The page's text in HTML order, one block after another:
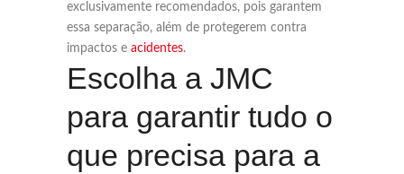
exclusivamente recomendados, pois garantem
essa separação, além de protegerem contra
impactos e acidentes.
Escolha a JMC
para garantir tudo o
que precisa para a